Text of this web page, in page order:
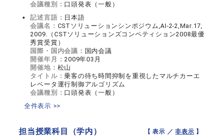
会議種別： 口頭発表（一般）
記述言語： 日本語
会議名： CSTソリューションシンポジウム,AI-2-2,Mar.17,
2009.（CSTソリューションズコンペティション2008最優
秀賞受賞）
国際・国内会議： 国内会議
開催年月：2009年03月
開催地： 松山
タイトル：乗客の待ち時間抑制を重視したマルチカーエ
レベータ運行制御アルゴリズム
会議種別： 口頭発表（一般）
全件表示 >>
担当授業科目（学内） 【 表示 ／非表示 】